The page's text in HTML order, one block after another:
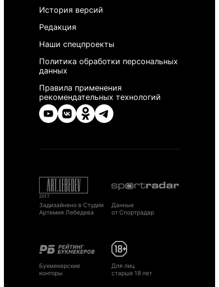
История версий
Редакция
Наши спецпроекты
Политика обработки персональных
данных
Правила применения
рекомендательных технологий
Задизайнено в Студии
Артемия Лебедева
Данные
от Спортрадар
Букмекерские
конторы
Для лиц
старше 18 лет